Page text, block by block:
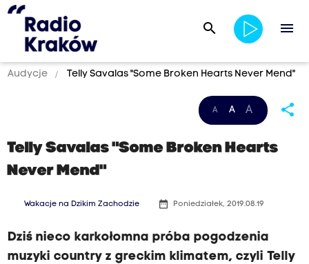
search menu
Audycje Telly Savalas "Some Broken Hearts Never Mend"
A A A share
Telly Savalas "Some Broken Hearts
Never Mend"
Wakacje na Dzikim Zachodzie date_range Poniedziałek, 2019.08.19
Dziś nieco karkołomna próba pogodzenia
muzyki country z greckim klimatem, czyli Telly